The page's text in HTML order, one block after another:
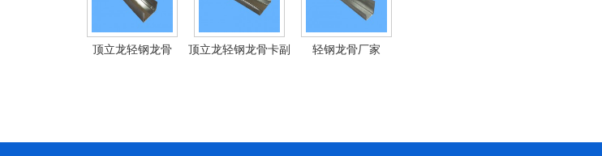
顶立龙轻钢龙骨 顶立龙轻钢龙骨卡副 轻钢龙骨厂家